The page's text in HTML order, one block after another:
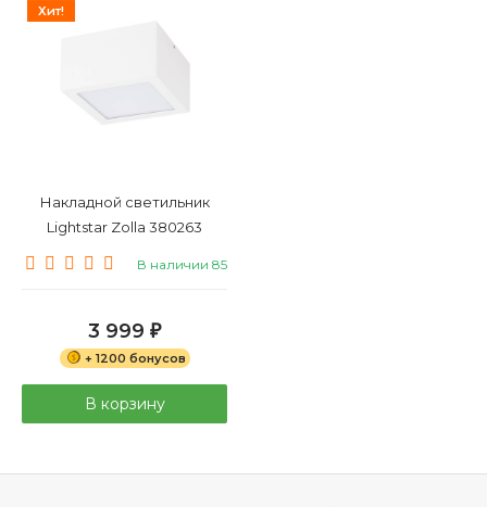
Хит!
Накладной светильник
Lightstar Zolla 380263
В наличии 85
3 999 ₽
+ 1200 бонусов
В корзину